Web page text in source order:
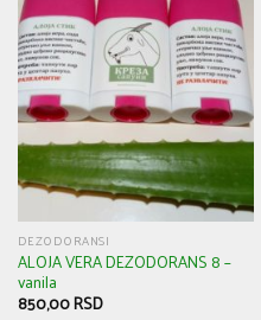
DEZODORANSI
ALOJA VERA DEZODORANS 8 –
vanila
850,00RSD